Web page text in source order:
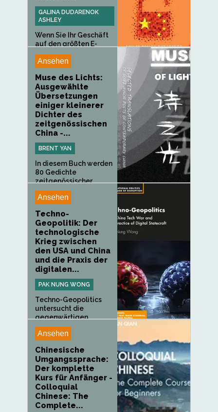
GALINA DUDARENOK
ASHLEY
Wenn Sie Ihr Geschäft
auf den größten E-
Ansehen
Muse des Lichts:
Ausgewählte
Übersetzungen
einiger kleinerer
Dichter des
zeitgenössischen
China -...
BRENT YAN
In diesem Buch werden
80 Gedichte
zeitgenössischer...
Ansehen
Techno-
Geopolitik: Der
technologische
Krieg zwischen
den USA und China
und die Praxis der
digitalen...
PAK NUNG WONG
Techno-Geopolitics
untersucht die
gegenwärtigen...
Ansehen
Chinesische
Umgangssprache:
Der komplette
Kurs für Anfänger -
Colloquial
Chinese: The
Complete...